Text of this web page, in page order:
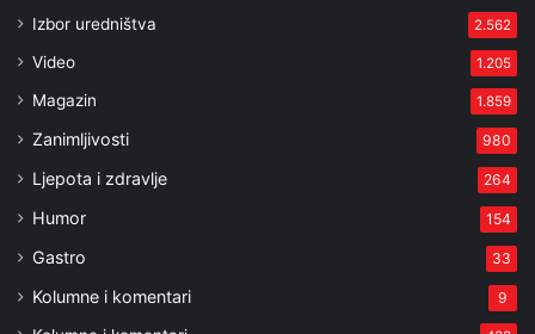
Izbor uredništva 2.562
Video 1.205
Magazin 1.859
Zanimljivosti 980
Ljepota i zdravlje 264
Humor 154
Gastro 33
Kolumne i komentari 9